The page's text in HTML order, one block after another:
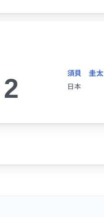
2
須貝 圭太
日本